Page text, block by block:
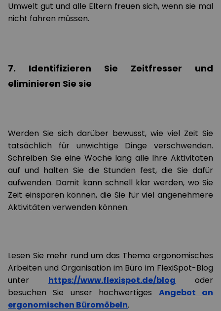
Umwelt gut und alle Eltern freuen sich, wenn sie mal
nicht fahren müssen.
7. Identifizieren Sie Zeitfresser und
eliminieren Sie sie
Werden Sie sich darüber bewusst, wie viel Zeit Sie
tatsächlich für unwichtige Dinge verschwenden.
Schreiben Sie eine Woche lang alle Ihre Aktivitäten
auf und halten Sie die Stunden fest, die Sie dafür
aufwenden. Damit kann schnell klar werden, wo Sie
Zeit einsparen können, die Sie für viel angenehmere
Aktivitäten verwenden können.
Lesen Sie mehr rund um das Thema ergonomisches
Arbeiten und Organisation im Büro im FlexiSpot-Blog
unter https://www.flexispot.de/blog oder
besuchen Sie unser hochwertiges Angebot an
ergonomischen Büromöbeln.